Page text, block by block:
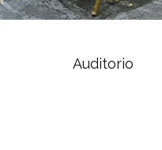
Auditorio